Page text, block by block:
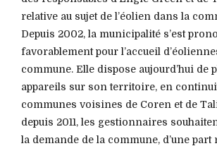
relative au sujet de l’éolien dans la
Depuis 2002, la municipalité s’est
favorablement pour l’accueil
commune. Elle dispose aujourd’hui de
appareils sur son territoire, en
communes voisines de Coren et de
depuis 2011, les gestionnaires
la demande de la commune, d’une part